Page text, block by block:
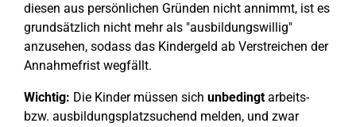
diesen aus persönlichen Gründen nicht annimmt, ist es
grundsätzlich nicht mehr als "ausbildungswillig"
anzusehen, sodass das Kindergeld ab Verstreichen der
Annahmefrist wegfällt.
Wichtig: Die Kinder müssen sich unbedingtarbeits-
bzw. ausbildungsplatzsuchend melden, und zwar